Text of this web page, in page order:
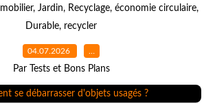
mobilier, Jardin, Recyclage, économie circulaire,
Durable, recycler
04.07.2026 …
Par Tests et Bons Plans